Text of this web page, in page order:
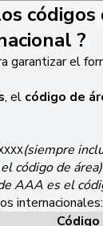
?
garantizar el
, el código de
(siempre
código de área)
AAA es el
internacionales: